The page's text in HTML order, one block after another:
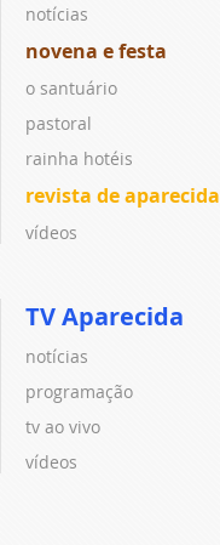
notícias
novena e festa
o santuário
pastoral
rainha hotéis
revista de aparecida
vídeos
TV Aparecida
notícias
programação
tv ao vivo
vídeos